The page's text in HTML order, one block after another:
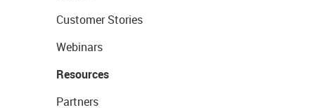
Customer Stories
Webinars
Resources
Partners